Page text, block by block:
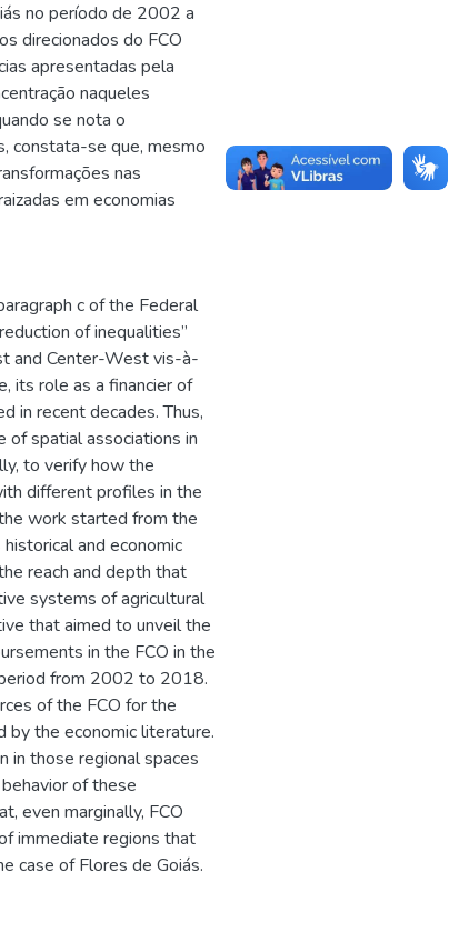
no período de 2002 a
direcionados do FCO
apresentadas pela
naqueles
se nota o
constata-se que, mesmo
nas
em economias
c of the Federal
of inequalities”
and Center-West vis-à-
its role as a financier of
in recent decades. Thus,
spatial associations in
to verify how the
different profiles in the
work started from the
and economic
reach and depth that
systems of agricultural
that aimed to unveil the
in the FCO in the
from 2002 to 2018.
of the FCO for the
by the economic literature.
in those regional spaces
of these
even marginally, FCO
immediate regions that
case of Flores de Goiás.